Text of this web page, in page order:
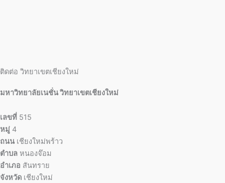
ติดต่อ วิทยาเขตเชียงใหม่
มหาวิทยาลัยเนชั่น วิทยาเขตเชียงใหม่
เลขที่ 515
หมู่ 4
ถนน เชียงใหม่พร้าว
ตำบล หนองจ๊อม
อำเภอ สันทราย
จังหวัด เชียงใหม่